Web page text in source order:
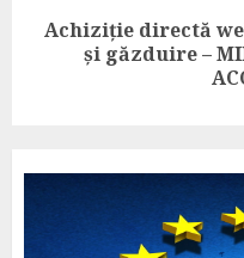
Achiziție directă
și găzduire –